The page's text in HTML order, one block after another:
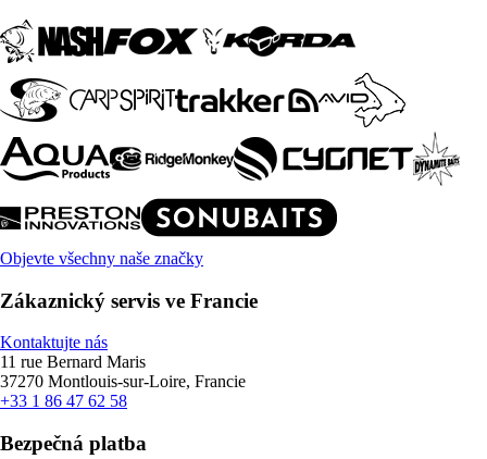
Objevte všechny naše značky
Zákaznický servis ve Francie
Kontaktujte nás
11 rue Bernard Maris
37270 Montlouis-sur-Loire, Francie
+33 1 86 47 62 58
Bezpečná platba